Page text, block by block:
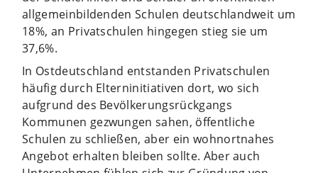
allgemeinbildenden Schulen deutschlandweit um
18%, an Privatschulen hingegen stieg sie um
37,6%.
In Ostdeutschland entstanden Privatschulen
häufig durch Elterninitiativen dort, wo sich
aufgrund des Bevölkerungsrückgangs
Kommunen gezwungen sahen, öffentliche
Schulen zu schließen, aber ein wohnortnahes
Angebot erhalten bleiben sollte. Aber auch